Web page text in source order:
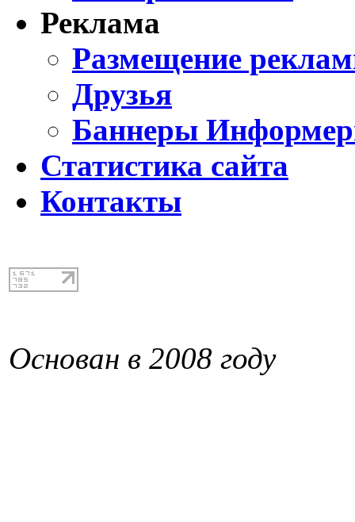
Реклама
Размещение
Друзья
Баннеры
Статистика сайта
Контакты
Основан в 2008 году